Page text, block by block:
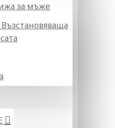
за мъже